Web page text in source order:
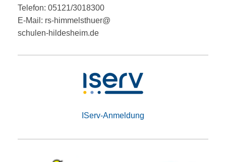
Telefon: 05121/3018300
E-Mail: rs-himmelsthuer@
schulen-hildesheim.de
IServ-Anmeldung